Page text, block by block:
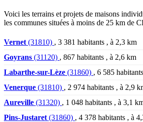
Voici les terrains et projets de maisons
les communes situées à moins de 25 km de
Vernet (31810) , 3 381 habitants , à 2,3 km
Goyrans (31120) , 867 habitants , à 2,6 km
Labarthe-sur-Lèze (31860) , 6 585
Venerque (31810) , 2 974 habitants , à 2,9
Aureville (31320) , 1 048 habitants , à 3,1
Pins-Justaret (31860) , 4 378 habitants , à